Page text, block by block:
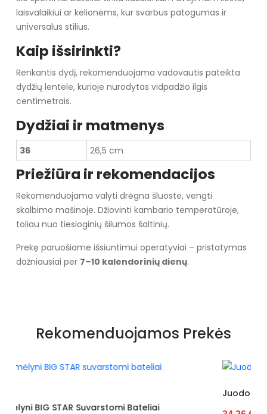
laisvalaikiui ar kelionėms, kur svarbus patogumas ir
universalus stilius.
Kaip išsirinkti?
Renkantis dydį, rekomenduojama vadovautis pateikta
dydžių lentele, kurioje nurodytas vidpadžio ilgis
centimetrais.
Dydžiai ir matmenys
36 26,5 cm
Priežiūra ir rekomendacijos
Rekomenduojama valyti drėgna šluoste, vengti
skalbimo mašinoje. Džiovinti kambario temperatūroje,
toliau nuo tiesioginių šilumos šaltinių.
Prekę paruošiame išsiuntimui operatyviai – pristatymas
dažniausiai per 7–10 kalendorinių dienų.
Suvarstomi
Išorinė medžiaga Tekstilė
Rekomenduojamos Prekės
Juodos Spalvos BIG STAR Espadrilės